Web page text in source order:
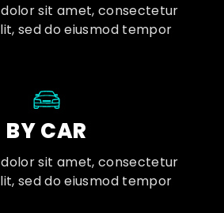
sit amet, consectetur
sed do eiusmod tempor
BY CAR
sit amet, consectetur
sed do eiusmod tempor